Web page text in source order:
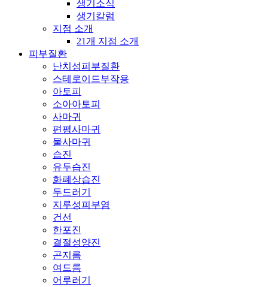
생기소식
생기칼럼
지점 소개
21개 지점 소개
피부질환
난치성피부질환
스테로이드부작용
아토피
소아아토피
사마귀
편평사마귀
물사마귀
습진
유두습진
화폐상습진
두드러기
지루성피부염
건선
한포진
결절성양진
곤지름
여드름
어루러기